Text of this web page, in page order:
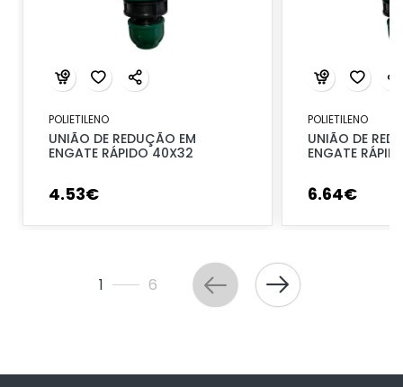
POLIETILENO
UNIÃO DE REDUÇÃO EM
ENGATE RÁPIDO 40X32
4.53€
POLIETILENO
UNIÃO DE
ENGATE
6.64€
1 6